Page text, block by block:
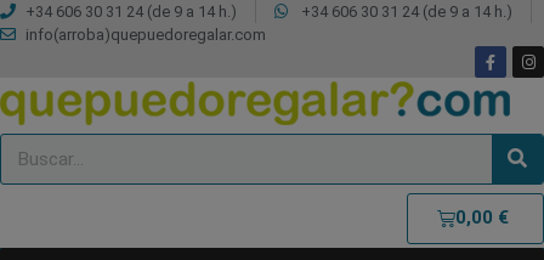
+34 606 30 31 24 (de 9 a 14 h.)
+34 606 30 31 24 (de 9 a 14 h.)
info(arroba)quepuedoregalar.com
0,00 €